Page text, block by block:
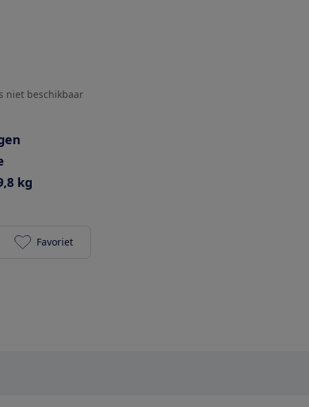
niet beschikbaar
kg
Nuna Triv toevoegen aan je favorieten
Favoriet